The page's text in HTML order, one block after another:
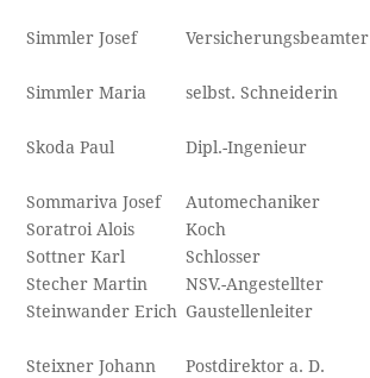
Simmler Josef
Versicherungsbeamter
Simmler Maria
selbst. Schneiderin
Skoda Paul
Dipl.-Ingenieur
Sommariva Josef
Automechaniker
Soratroi Alois
Koch
Sottner Karl
Schlosser
Stecher Martin
NSV.-Angestellter
Steinwander Erich Gaustellenleiter
Steixner Johann
Postdirektor a. D.